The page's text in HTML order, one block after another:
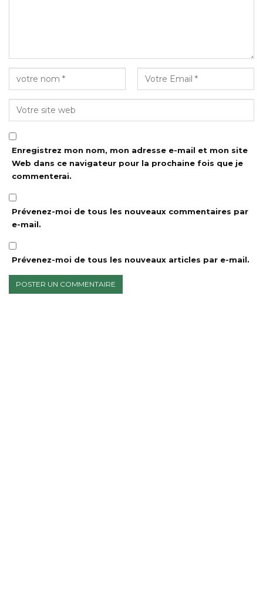
Enregistrez mon nom, mon adresse e-mail et mon site
Web dans ce navigateur pour la prochaine fois que je
commenterai.
Prévenez-moi de tous les nouveaux commentaires par
e-mail.
Prévenez-moi de tous les nouveaux articles par e-mail.